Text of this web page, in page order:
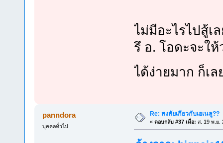
ไม่มีอะไรไปสู้เ
รึ อ. โอดะจะใ
ได้ง่ายมาก ก็เ
panndora
บุคคลทั่วไป
Re: สงสัยเกี่ยวกับเอเนลู??
« ตอบกลับ #37 เมื่อ: ส. 19 พ.ย.